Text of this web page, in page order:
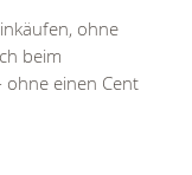
ohne
beim
einen Cent